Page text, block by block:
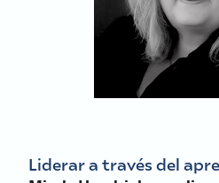
Liderar a través del